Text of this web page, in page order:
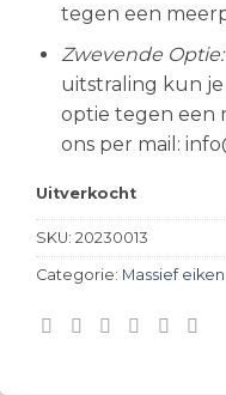
tegen een
Zwevende Optie:
uitstraling kun
optie tegen een
ons per mail:
Uitverkocht
SKU: 20230013
Categorie: Massief